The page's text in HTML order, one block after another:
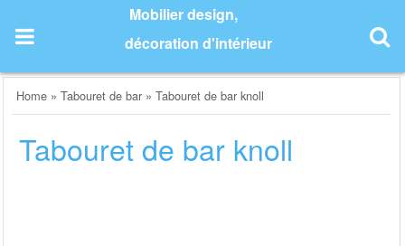
content
Mobilier design,
décoration d'intérieur
Home »Tabouret de bar »Tabouret de bar knoll
Tabouret de bar knoll